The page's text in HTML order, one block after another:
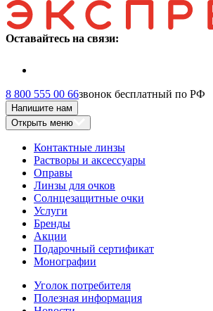
Оставайтесь на связи:
8 800 555 00 66звонок бесплатный по РФ
Напишите нам
Открыть меню
Контактные линзы
Растворы и аксессуары
Оправы
Линзы для очков
Солнцезащитные очки
Услуги
Бренды
Акции
Подарочный сертификат
Монографии
Уголок потребителя
Полезная информация